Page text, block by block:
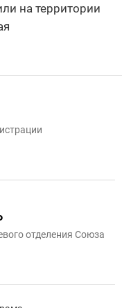
на территории
отделения Союза